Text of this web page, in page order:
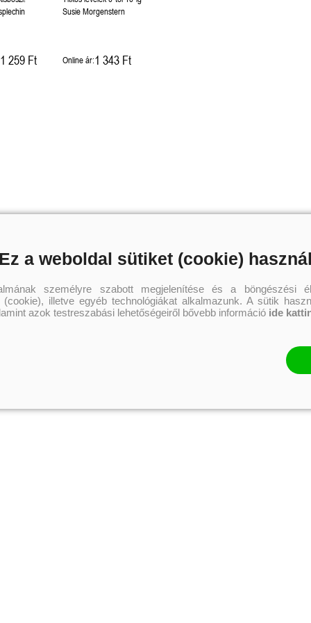
1 259 Ft
Susie Morgenstern
Online ár:1 343 Ft
a weboldal sütiket (cookie)
személyre szabott megjelenítése és a böngészési
illetve egyéb technológiákat alkalmazunk. A sütik
azok testreszabási lehetőségeiről bővebb információ ide